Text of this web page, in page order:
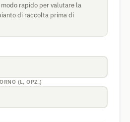
rapido per valutare la
di raccolta prima di
(L, OPZ.)